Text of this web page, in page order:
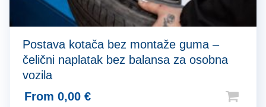
Postava kotača bez montaže guma –
čelični naplatak bez balansa za osobna
vozila
From 0,00 €